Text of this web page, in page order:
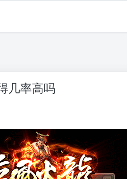
几率高吗